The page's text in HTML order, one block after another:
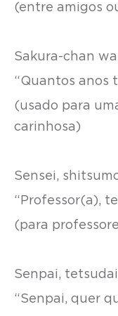
(entre amigos
Sakura-chan
“Quantos anos
(usado para
carinhosa)
Sensei,
“Professor(a),
(para
Senpai,
“Senpai, quer